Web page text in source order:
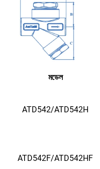
মডেল
ATD542/ATD542H
ATD542F/ATD542HF